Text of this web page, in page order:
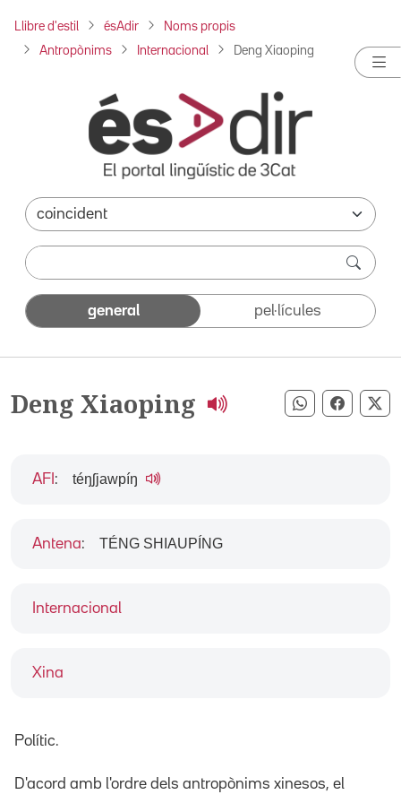
Llibre d'estil ésAdir Noms propis
Antropònims Internacional Deng Xiaoping
general pel·lícules
Deng Xiaoping Compartir
Internacional
Xina
AFI : téŋʃjawpíŋ
Antena: TÉNG SHIAUPÍNG
Polític.
D'acord amb l'ordre dels antropònims xinesos, el